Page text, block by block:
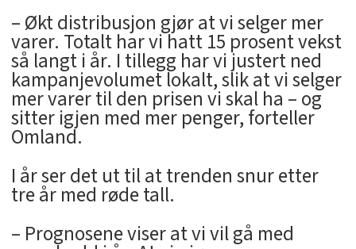
– Økt distribusjon gjør at vi selger mer
varer. Totalt har vi hatt 15 prosent vekst
så langt i år. I tillegg har vi justert ned
kampanjevolumet lokalt, slik at vi selger
mer varer til den prisen vi skal ha – og
sitter igjen med mer penger, forteller
Omland.
I år ser det ut til at trenden snur etter
tre år med røde tall.
– Prognosene viser at vi vil gå med